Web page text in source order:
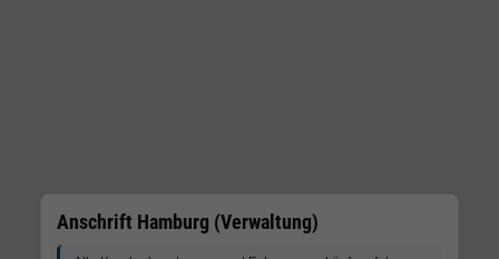
Anschrift Hamburg (Verwaltung)